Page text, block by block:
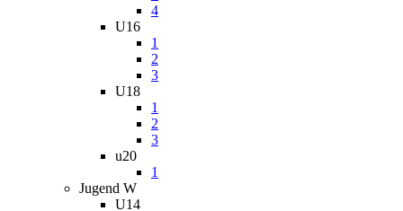
4
U16
1
2
3
U18
1
2
3
u20
1
Jugend W
U14